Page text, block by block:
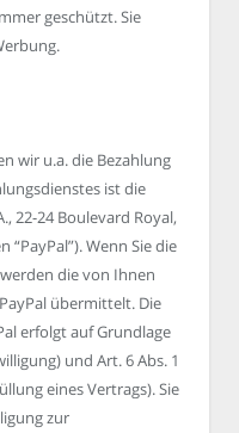
geschützt. Sie
wir u.a. die Bezahlung
ist die
22-24 Boulevard Royal,
Wenn Sie die
die von Ihnen
übermittelt. Die
erfolgt auf Grundlage
und Art. 6 Abs. 1
eines Vertrags). Sie
zur